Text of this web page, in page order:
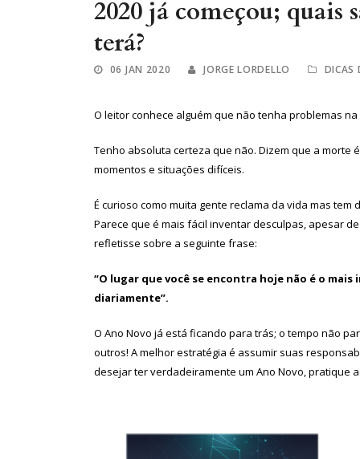
2020 já começou; quais
terá?
06 JAN 2020 JORGE LORDELLO DICAS
O leitor conhece alguém que não tenha problemas na
Tenho absoluta certeza que não. Dizem que a morte
momentos e situações difíceis.
É curioso como muita gente reclama da vida mas
Parece que é mais fácil inventar desculpas, apesar
refletisse sobre a seguinte frase:
“O lugar que você se encontra hoje não é o
diariamente”.
O Ano Novo já está ficando para trás; o tempo não
outros! A melhor estratégia é assumir suas
desejar ter verdadeiramente um Ano Novo, pratique